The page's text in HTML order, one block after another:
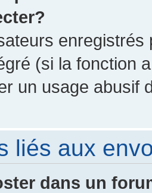
enregistrés
(si la fonction
un usage abusif
liés aux
dans un